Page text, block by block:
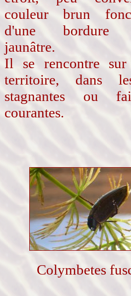
couleur brun
d'une bordure
jaunâtre.
Il se rencontre
territoire, dans
stagnantes ou
courantes.
Colymbetes